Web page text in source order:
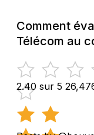
Comment
Télécom au
2.40 sur 5